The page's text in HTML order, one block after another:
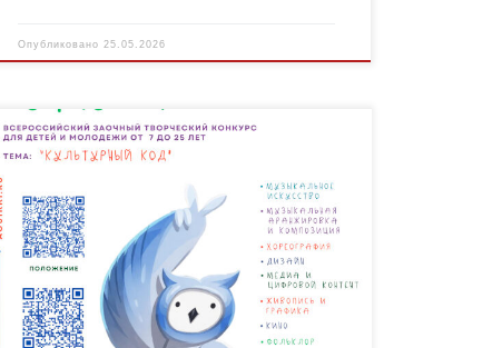
Опубликовано 25.05.2026
Арктический государственный институт культуры и
искусств (АГИКИ) приглашает детей и молодежь в
возрасте от 7 до 25 лет продемонстрировать свои
таланты в рамках масштабного Всероссийского […]